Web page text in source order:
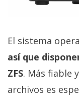
El sistema
así que
ZFS. Más fiable
archivos es